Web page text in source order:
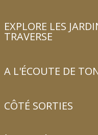
EXPLORE LES
TRAVERSE
A L'ÉCOUTE DE
CÔTÉ SORTIES